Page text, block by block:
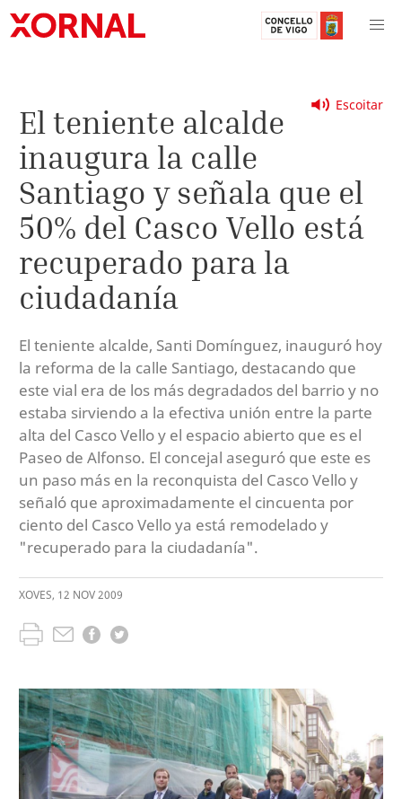
Escoitar
El teniente alcalde
inaugura la calle
Santiago y señala que el
50% del Casco Vello está
recuperado para la
ciudadanía
El teniente alcalde, Santi Domínguez, inauguró hoy
la reforma de la calle Santiago, destacando que
este vial era de los más degradados del barrio y no
estaba sirviendo a la efectiva unión entre la parte
alta del Casco Vello y el espacio abierto que es el
Paseo de Alfonso. El concejal aseguró que este es
un paso más en la reconquista del Casco Vello y
señaló que aproximadamente el cincuenta por
ciento del Casco Vello ya está remodelado y
"recuperado para la ciudadanía".
XOVES, 12 NOV2009